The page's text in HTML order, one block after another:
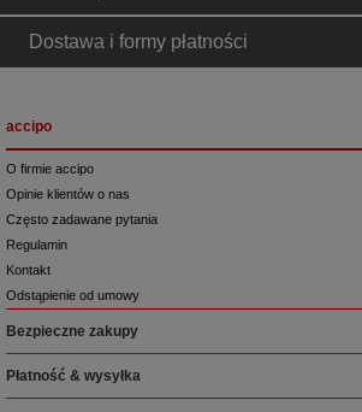
Dostawa i formy płatności
accipo
O firmie accipo
Opinie klientów o nas
Często zadawane pytania
Regulamin
Kontakt
Odstąpienie od umowy
Bezpieczne zakupy
Płatność & wysyłka